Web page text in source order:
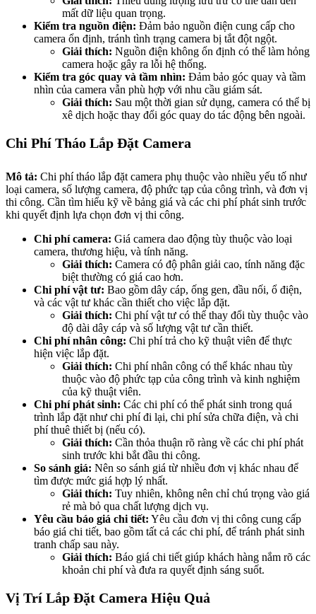
mất dữ liệu quan trọng.
Kiểm tra nguồn điện: Đảm bảo nguồn điện cung cấp cho
camera ổn định, tránh tình trạng camera bị tắt đột ngột.
Giải thích: Nguồn điện không ổn định có thể làm hỏng
camera hoặc gây ra lỗi hệ thống.
Kiểm tra góc quay và tầm nhìn: Đảm bảo góc quay và tầm
nhìn của camera vẫn phù hợp với nhu cầu giám sát.
Giải thích: Sau một thời gian sử dụng, camera có thể bị
xê dịch hoặc thay đổi góc quay do tác động bên ngoài.
Chi Phí Tháo Lắp Đặt Camera
Mô tả: Chi phí tháo lắp đặt camera phụ thuộc vào nhiều yếu tố như
loại camera, số lượng camera, độ phức tạp của công trình, và đơn vị
thi công. Cần tìm hiểu kỹ về bảng giá và các chi phí phát sinh trước
khi quyết định lựa chọn đơn vị thi công.
Chi phí camera: Giá camera dao động tùy thuộc vào loại
camera, thương hiệu, và tính năng.
Giải thích: Camera có độ phân giải cao, tính năng đặc
biệt thường có giá cao hơn.
Chi phí vật tư: Bao gồm dây cáp, ống gen, đầu nối, ổ điện,
và các vật tư khác cần thiết cho việc lắp đặt.
Giải thích: Chi phí vật tư có thể thay đổi tùy thuộc vào
độ dài dây cáp và số lượng vật tư cần thiết.
Chi phí nhân công: Chi phí trả cho kỹ thuật viên để thực
hiện việc lắp đặt.
Giải thích: Chi phí nhân công có thể khác nhau tùy
thuộc vào độ phức tạp của công trình và kinh nghiệm
của kỹ thuật viên.
Chi phí phát sinh: Các chi phí có thể phát sinh trong quá
trình lắp đặt như chi phí đi lại, chi phí sửa chữa điện, và chi
phí thuê thiết bị (nếu có).
Giải thích: Cần thỏa thuận rõ ràng về các chi phí phát
sinh trước khi bắt đầu thi công.
So sánh giá: Nên so sánh giá từ nhiều đơn vị khác nhau để
tìm được mức giá hợp lý nhất.
Giải thích: Tuy nhiên, không nên chỉ chú trọng vào giá
rẻ mà bỏ qua chất lượng dịch vụ.
Yêu cầu báo giá chi tiết: Yêu cầu đơn vị thi công cung cấp
báo giá chi tiết, bao gồm tất cả các chi phí, để tránh phát sinh
tranh chấp sau này.
Giải thích: Báo giá chi tiết giúp khách hàng nắm rõ các
khoản chi phí và đưa ra quyết định sáng suốt.
Vị Trí Lắp Đặt Camera Hiệu Quả